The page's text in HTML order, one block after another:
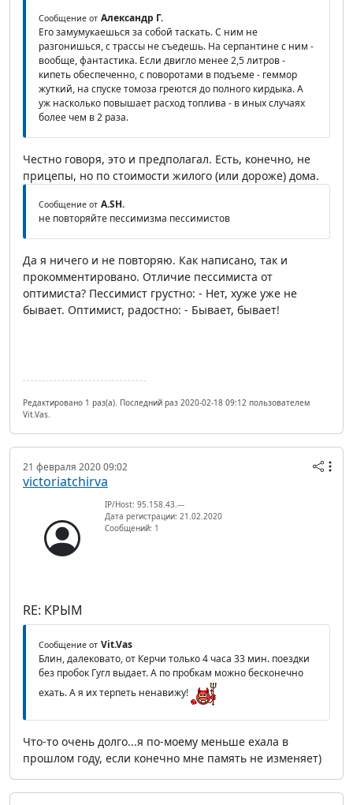
Сообщение от Александр Г.
Его замумукаешься за собой таскать. С ним не
разгонишься, с трассы не съедешь. На серпантине с ним -
вообще, фантастика. Если двигло менее 2,5 литров -
кипеть обеспеченно, с поворотами в подъеме - геммор
жуткий, на спуске томоза греются до полного кирдыка. А
уж насколько повышает расход топлива - в иных случаях
более чем в 2 раза.
Честно говоря, это и предполагал. Есть, конечно, не
прицепы, но по стоимости жилого (или дороже) дома.
Сообщение от A.SH.
не повторяйте пессимизма пессимистов
Да я ничего и не повторяю. Как написано, так и
прокомментировано. Отличие пессимиста от
оптимиста? Пессимист грустно: - Нет, хуже уже не
бывает. Оптимист, радостно: - Бывает, бывает!
Редактировано 1 раз(а). Последний раз 2020-02-18 09:12 пользователем
Vit.Vas.
21 февраля 2020 09:02
victoriatchirva
IP/Host: 95.158.43.---
Дата регистрации: 21.02.2020
Сообщений: 1
RE: КРЫМ
Сообщение от Vit.Vas
Блин, далековато, от Керчи только 4 часа 33 мин. поездки
без пробок Гугл выдает. А по пробкам можно бесконечно
ехать. А я их терпеть ненавижу!
Что-то очень долго...я по-моему меньше ехала в
прошлом году, если конечно мне память не изменяет)